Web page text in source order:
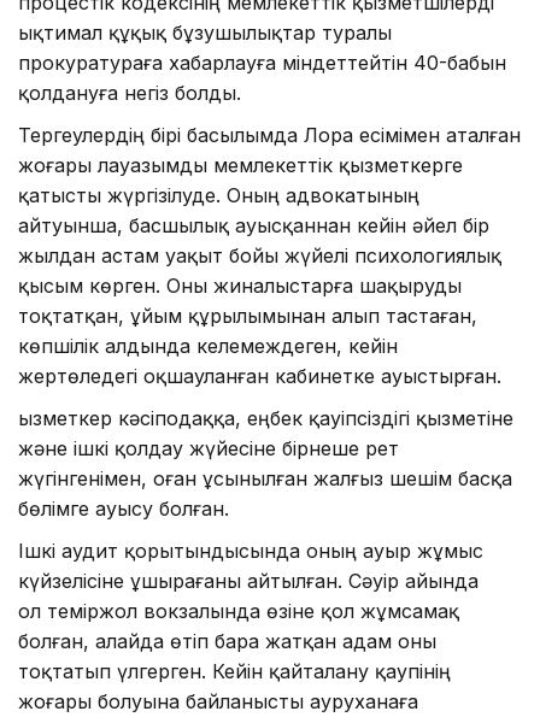
ықтимал құқық бұзушылықтар туралы
прокуратураға хабарлауға міндеттейтін 40-бабын
қолдануға негіз болды.
Тергеулердің бірі басылымда Лора есімімен аталған
жоғары лауазымды мемлекеттік қызметкерге
қатысты жүргізілуде. Оның адвокатының
айтуынша, басшылық ауысқаннан кейін әйел бір
жылдан астам уақыт бойы жүйелі психологиялық
қысым көрген. Оны жиналыстарға шақыруды
тоқтатқан, ұйым құрылымынан алып тастаған,
көпшілік алдында келемеждеген, кейін
жертөледегі оқшауланған кабинетке ауыстырған.
Қызметкер кәсіподаққа, еңбек қауіпсіздігі қызметіне
және ішкі қолдау жүйесіне бірнеше рет
жүгінгенімен, оған ұсынылған жалғыз шешім басқа
бөлімге ауысу болған.
Ішкі аудит қорытындысында оның ауыр жұмыс
күйзелісіне ұшырағаны айтылған. Сәуір айында
ол теміржол вокзалында өзіне қол жұмсамақ
болған, алайда өтіп бара жатқан адам оны
тоқтатып үлгерген. Кейін қайталану қаупінің
жоғары болуына байланысты ауруханаға